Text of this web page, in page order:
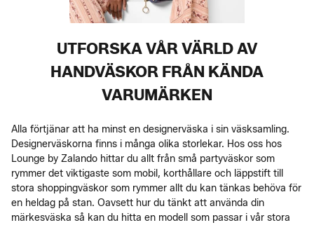
UTFORSKA VÅR VÄRLD AV
HANDVÄSKOR FRÅN KÄNDA
VARUMÄRKEN
Alla förtjänar att ha minst en designerväska i sin väsksamling.
Designerväskorna finns i många olika storlekar. Hos oss hos
Lounge by Zalando hittar du allt från små partyväskor som
rymmer det viktigaste som mobil, korthållare och läppstift till
stora shoppingväskor som rymmer allt du kan tänkas behöva för
en heldag på stan. Oavsett hur du tänkt att använda din
märkesväska så kan du hitta en modell som passar i vår stora